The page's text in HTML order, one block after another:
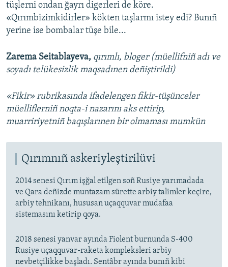
tüşlerni ondan ğayrı digerleri de köre.
«Qırımbizimkidirler» kökten taşlarmı istey edi? Bunıñ
yerine ise bombalar tüşe bile...
Zarema Seitablayeva, qırımlı, bloger (müellifniñ adı ve
soyadı telükesizlik maqsadınen deñiştirildi)
«Fikir» rubrikasında ifadelengen fikir-tüşünceler
müelliflerniñ noqta-i nazarını aks ettirip,
muarririyetniñ baqışlarınen bir olmaması mumkün
Qırımnıñ askeriyleştirilüvi
2014 senesi Qırım işğal etilgen soñ Rusiye yarımadada
ve Qara deñizde muntazam sürette arbiy talimler keçire,
arbiy tehnikanı, hususan uçaqquvar mudafaa
sistemasını ketirip qoya.
2018 senesi yanvar ayında Fiolent burnunda S-400
Rusiye uçaqquvar-raketa kompleksleri arbiy
nevbetçilikke başladı. Sentâbr ayında bunıñ kibi